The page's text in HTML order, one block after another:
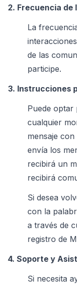
2. Frecuencia de
La
de las
participe.
3. Instrucciones
Puede optar
cualquier
mensaje
envía los
recibirá un
recibirá
Si desea
con la
a través de
registro de
4. Soporte y
Si necesita